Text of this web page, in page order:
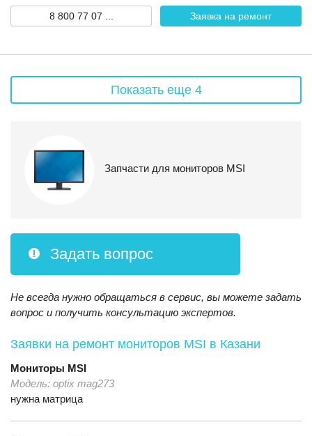
8 800 77 07 ... Заявка на ремонт
Показать еще 4
Запчасти для мониторов MSI
Задать вопрос
Не всегда нужно обращаться в сервис, вы можете задать
вопрос и получить консультацию экспертов.
Заявки на ремонт мониторов MSI в Казани
Мониторы MSI
Модель: optix mag273
нужна матрица